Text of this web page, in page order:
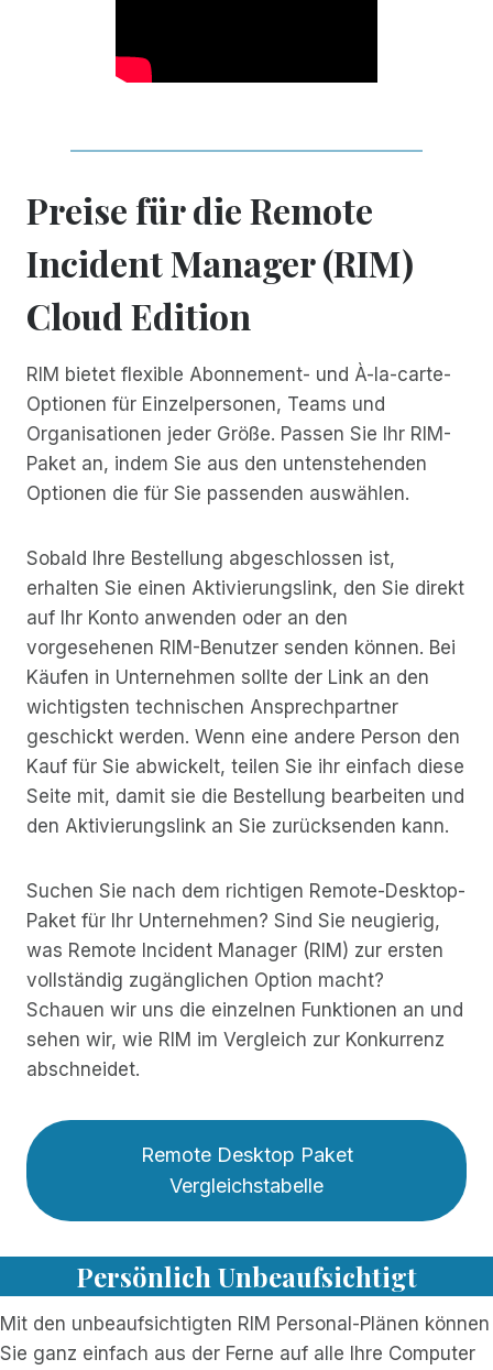
Preise für die Remote
Incident Manager (RIM)
Cloud Edition
RIM bietet flexible Abonnement- und À-la-carte-
Optionen für Einzelpersonen, Teams und
Organisationen jeder Größe. Passen Sie Ihr RIM-
Paket an, indem Sie aus den untenstehenden
Optionen die für Sie passenden auswählen.
Sobald Ihre Bestellung abgeschlossen ist,
erhalten Sie einen Aktivierungslink, den Sie direkt
auf Ihr Konto anwenden oder an den
vorgesehenen RIM-Benutzer senden können. Bei
Käufen in Unternehmen sollte der Link an den
wichtigsten technischen Ansprechpartner
geschickt werden. Wenn eine andere Person den
Kauf für Sie abwickelt, teilen Sie ihr einfach diese
Seite mit, damit sie die Bestellung bearbeiten und
den Aktivierungslink an Sie zurücksenden kann.
Suchen Sie nach dem richtigen Remote-Desktop-
Paket für Ihr Unternehmen? Sind Sie neugierig,
was Remote Incident Manager (RIM) zur ersten
vollständig zugänglichen Option macht?
Schauen wir uns die einzelnen Funktionen an und
sehen wir, wie RIM im Vergleich zur Konkurrenz
abschneidet.
Remote Desktop Paket
Vergleichstabelle
Persönlich Unbeaufsichtigt
Mit den unbeaufsichtigten RIM Personal-Plänen können
Sie ganz einfach aus der Ferne auf alle Ihre Computer